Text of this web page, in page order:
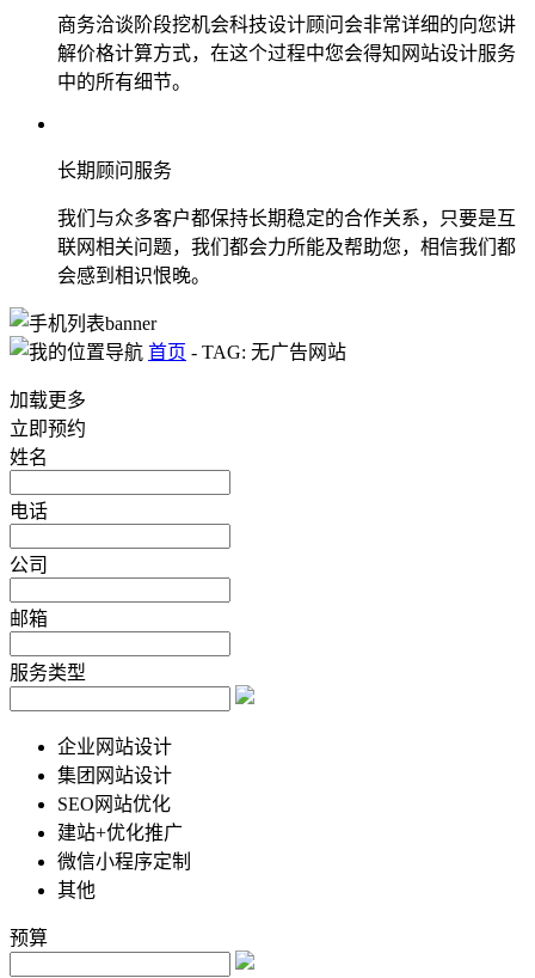
商务洽谈阶段挖机会科技设计顾问会非常详细的向您讲
解价格计算方式，在这个过程中您会得知网站设计服务
中的所有细节。
长期顾问服务
我们与众多客户都保持长期稳定的合作关系，只要是互
联网相关问题，我们都会力所能及帮助您，相信我们都
会感到相识恨晚。
首页 - TAG: 无广告网站
加载更多
立即预约
姓名
电话
公司
邮箱
服务类型
企业网站设计
集团网站设计
SEO网站优化
建站+优化推广
微信小程序定制
其他
预算